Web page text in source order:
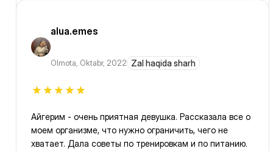
alua.emes
Olmota, Oktabr, 2022 Zal haqida sharh
Айгерим - очень приятная девушка. Рассказала все о
моем организме, что нужно ограничить, чего не
хватает. Дала советы по тренировкам и по питанию.